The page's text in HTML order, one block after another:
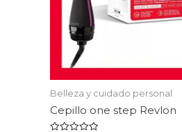
Belleza y cuidado personal
Cepillo one step Revlon